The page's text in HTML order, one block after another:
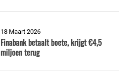
18 Maart 2026
Finabank betaalt boete, krijgt €4,5
miljoen terug